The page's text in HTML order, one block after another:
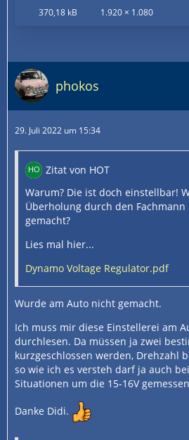
370,18 kB 1.920 × 1.080
phokos
29. Juli 2022 um 15:34
Zitat von HOT
Warum? Die ist doch einstellbar!
Überholung durch den
gemacht?
Lies mal hier...
Dynamo Voltage Regulator.pdf
Wurde am Auto nicht gemacht.
Ich muss mir diese Einstellerei am
durchlesen. Da müssen ja zwei
kurzgeschlossen werden, Drehzahl
so wie ich es versteh darf ja auch
Situationen um die 15-16V
Danke Didi.